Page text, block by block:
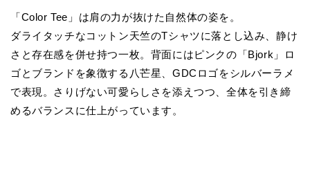
「Color Tee」は肩の力が抜けた自然体の姿を。
ダライタッチなコットン天竺のTシャツに落とし込み、静け
さと存在感を併せ持つ一枚。背面にはピンクの「Bjork」ロ
ゴとブランドを象徴する八芒星、GDCロゴをシルバーラメ
で表現。さりげない可愛らしさを添えつつ、全体を引き締
めるバランスに仕上がっています。